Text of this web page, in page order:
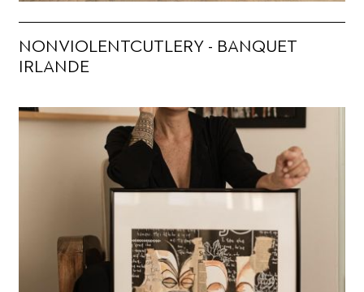
NONVIOLENTCUTLERY - BANQUET
IRLANDE